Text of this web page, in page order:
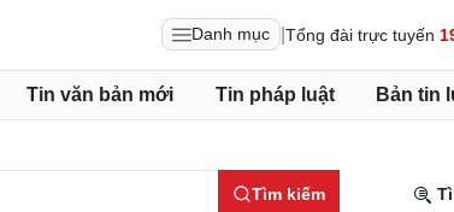
Danh mục Tổng đài trực tuyến
Tin văn bản mới Tin pháp luật Bản tin
Tìm kiếm